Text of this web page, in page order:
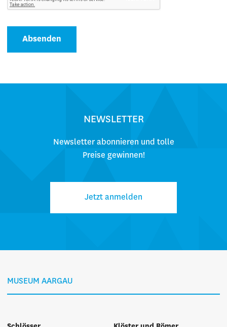
Absenden
NEWSLETTER
Newsletter abonnieren und tolle
Preise gewinnen!
Jetzt anmelden
MUSEUM AARGAU